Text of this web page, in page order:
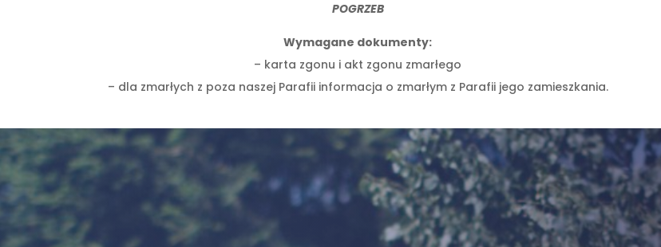
POGRZEB
Wymagane dokumenty:
– karta zgonu i akt zgonu zmarłego
– dla zmarłych z poza naszej Parafii informacja o zmarłym z Parafii jego zamieszkania.